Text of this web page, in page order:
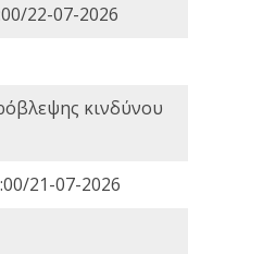
22-07-2026
κινδύνου
21-07-2026